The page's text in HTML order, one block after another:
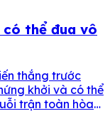
có thể đua vô
thắng trước
khởi và có thể
trận toàn hòa